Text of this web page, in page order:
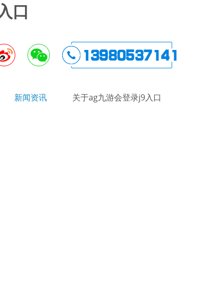
口
新闻资讯 关于ag九游会登录j9入口